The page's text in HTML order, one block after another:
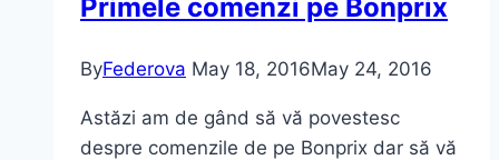
Primele comenzi pe Bonprix
ByFederova May 18, 2016May 24, 2016
Astăzi am de gând să vă povestesc
despre comenzile de pe Bonprix dar să vă